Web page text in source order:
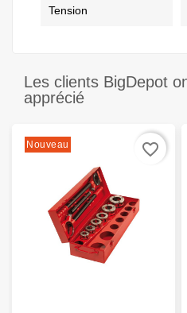
Tension
Les clients BigDepot
apprécié
Nouveau favorite_border